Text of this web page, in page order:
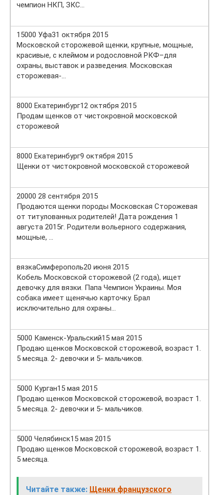
чемпион НКП, ЗКС…
15000 Уфа31 октября 2015
Московской сторожевой щенки, крупные, мощные,
красивые, с клеймом и родословной РКФ–для
охраны, выставок и разведения. Московская
сторожевая-…
8000 Екатеринбург12 октября 2015
Продам щенков от чистокровной московской
сторожевой
8000 Екатеринбург9 октября 2015
Щенки от чистокровной московской сторожевой
20000 28 сентября 2015
Продаются щенки породы Московская Сторожевая
от титулованных родителей! Дата рождения 1
августа 2015г. Родители вольерного содержания,
мощные, …
вязкаСимферополь20 июня 2015
Кобель Московской сторожевой (2 года), ищет
девочку для вязки. Папа Чемпион Украины. Моя
собака имеет щенячью карточку. Брал
исключительно для охраны…
5000 Каменск-Уральский15 мая 2015
Продаю щенков Московской сторожевой, возраст 1.
5 месяца. 2- девочки и 5- мальчиков.
5000 Курган15 мая 2015
Продаю щенков Московской сторожевой, возраст 1.
5 месяца. 2- девочки и 5- мальчиков.
5000 Челябинск15 мая 2015
Продаю щенков Московской сторожевой, возраст 1.
5 месяца.
Читайте также: Щенки французского